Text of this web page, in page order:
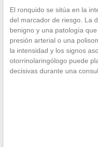
El ronquido se sitúa en la
del marcador de riesgo. La
benigno y una patología
presión arterial o una
la intensidad y los signos
otorrinolaringólogo puede
decisivas durante una